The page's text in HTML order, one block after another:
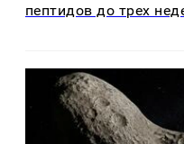
пептидов до трех